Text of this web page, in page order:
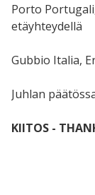
Porto
etäyhteydellä
Gubbio Italia,
Juhlan
KIITOS -